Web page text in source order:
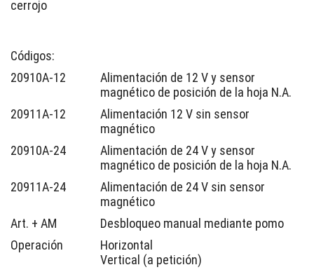
cerrojo
Códigos:
20910A-12
Alimentación de 12 V y sensor
magnético de posición de la hoja N.A.
20911A-12
Alimentación 12 V sin sensor
magnético
20910A-24
Alimentación de 24 V y sensor
magnético de posición de la hoja N.A.
20911A-24
Alimentación de 24 V sin sensor
magnético
Art. + AM
Desbloqueo manual mediante pomo
Operación
Horizontal
Vertical (a petición)